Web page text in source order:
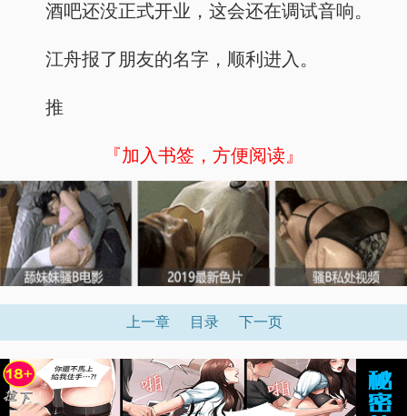
酒吧还没正式开业，这会还在调试音响。
江舟报了朋友的名字，顺利进入。
推
『加入书签，方便阅读』
上一章 目录 下一页